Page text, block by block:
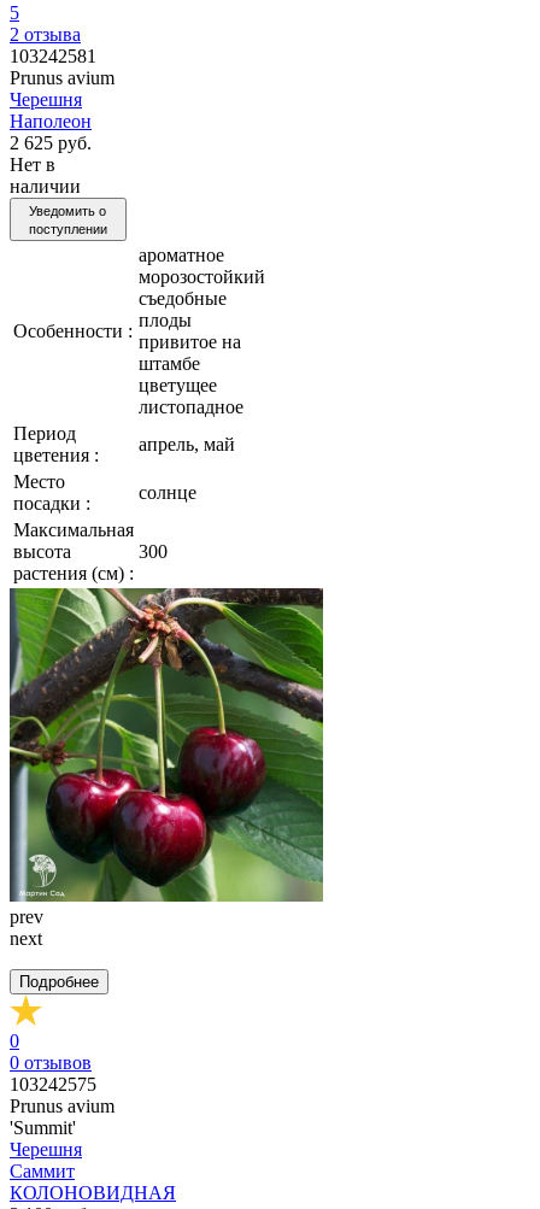
5
2 отзыва
103242581
Prunus avium
Черешня
Наполеон
2 625 руб.
Нет в
наличии
Уведомить о
поступлении
Особенности :
ароматное
морозостойкий
съедобные
плоды
привитое на
штамбе
цветущее
листопадное
Период
цветения :
апрель, май
Место
посадки :
солнце
Максимальная
высота
растения (см) :
300
prev
next
Подробнее
0
0 отзывов
103242575
Prunus avium
'Summit'
Черешня
Саммит
КОЛОНОВИДНАЯ